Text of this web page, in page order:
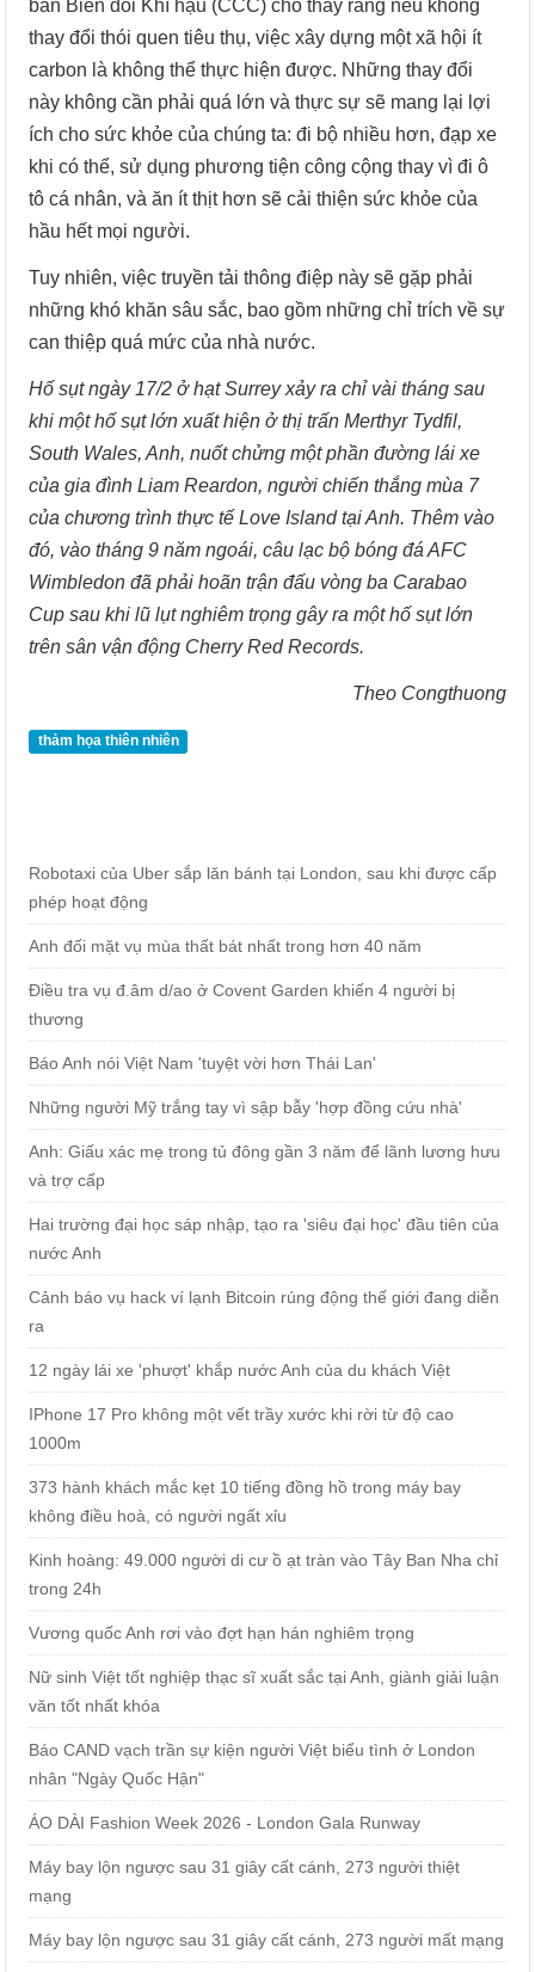
ban Biến đổi Khí hậu (CCC) cho thấy rằng nếu không
thay đổi thói quen tiêu thụ, việc xây dựng một xã hội ít
carbon là không thể thực hiện được. Những thay đổi
này không cần phải quá lớn và thực sự sẽ mang lại lợi
ích cho sức khỏe của chúng ta: đi bộ nhiều hơn, đạp xe
khi có thể, sử dụng phương tiện công cộng thay vì đi ô
tô cá nhân, và ăn ít thịt hơn sẽ cải thiện sức khỏe của
hầu hết mọi người.
Tuy nhiên, việc truyền tải thông điệp này sẽ gặp phải
những khó khăn sâu sắc, bao gồm những chỉ trích về sự
can thiệp quá mức của nhà nước.
Hố sụt ngày 17/2 ở hạt Surrey xảy ra chỉ vài tháng sau
khi một hố sụt lớn xuất hiện ở thị trấn Merthyr Tydfil,
South Wales, Anh, nuốt chửng một phần đường lái xe
của gia đình Liam Reardon, người chiến thắng mùa 7
của chương trình thực tế Love Island tại Anh. Thêm vào
đó, vào tháng 9 năm ngoái, câu lạc bộ bóng đá AFC
Wimbledon đã phải hoãn trận đấu vòng ba Carabao
Cup sau khi lũ lụt nghiêm trọng gây ra một hố sụt lớn
trên sân vận động Cherry Red Records.
Theo Congthuong
thảm họa thiên nhiên
Robotaxi của Uber sắp lăn bánh tại London, sau khi được cấp
phép hoạt động
Anh đối mặt vụ mùa thất bát nhất trong hơn 40 năm
Điều tra vụ đ.âm d/ao ở Covent Garden khiến 4 người bị
thương
Báo Anh nói Việt Nam 'tuyệt vời hơn Thái Lan'
Những người Mỹ trắng tay vì sập bẫy 'hợp đồng cứu nhà'
Anh: Giấu xác mẹ trong tủ đông gần 3 năm để lãnh lương hưu
và trợ cấp
Hai trường đại học sáp nhập, tạo ra 'siêu đại học' đầu tiên của
nước Anh
Cảnh báo vụ hack ví lạnh Bitcoin rúng động thế giới đang diễn
ra
12 ngày lái xe 'phượt' khắp nước Anh của du khách Việt
IPhone 17 Pro không một vết trầy xước khi rời từ độ cao
1000m
373 hành khách mắc kẹt 10 tiếng đồng hồ trong máy bay
không điều hoà, có người ngất xỉu
Kinh hoàng: 49.000 người di cư ồ ạt tràn vào Tây Ban Nha chỉ
trong 24h
Vương quốc Anh rơi vào đợt hạn hán nghiêm trọng
Nữ sinh Việt tốt nghiệp thạc sĩ xuất sắc tại Anh, giành giải luận
văn tốt nhất khóa
Báo CAND vạch trần sự kiện người Việt biểu tình ở London
nhân "Ngày Quốc Hận"
ÁO DÀI Fashion Week 2026 - London Gala Runway
Máy bay lộn ngược sau 31 giây cất cánh, 273 người thiệt
mạng
Máy bay lộn ngược sau 31 giây cất cánh, 273 người mất mạng